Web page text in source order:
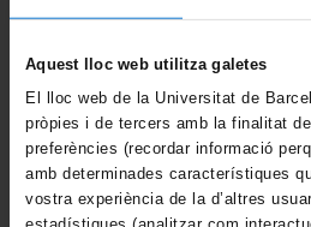
Aquest lloc web utilitza galetes
El lloc web de la Universitat de
pròpies i de tercers amb la finalitat
preferències (recordar informació
amb determinades característiques
vostra experiència de la d’altres
estadístiques (analitzar com
La Facultat
Coneix la facultat
Organització i estructura
Alumni UB